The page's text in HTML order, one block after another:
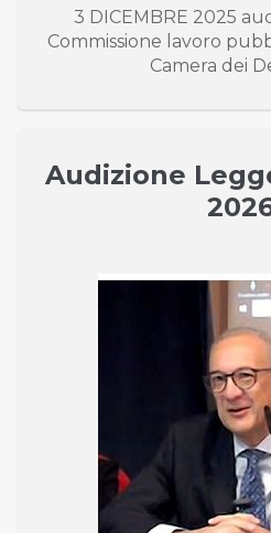
3 DICEMBRE 2025
Commissione lavoro
Camera dei
Audizione